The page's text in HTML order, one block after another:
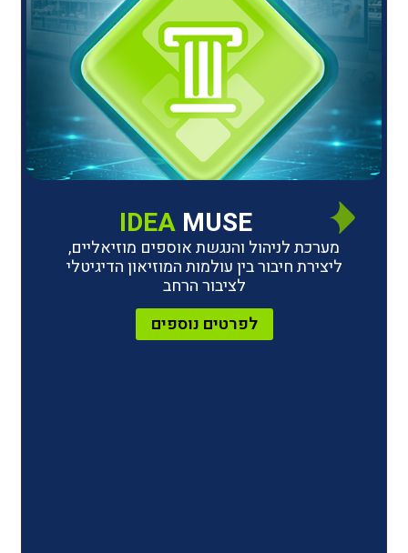
IDEA MUSE
והנגשת אוספים מוזיאליים,
בין עולמות המוזיאון הדיגיטלי